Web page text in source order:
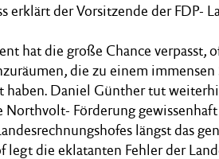
erklärt der Vorsitzende der FDP-
hat die große Chance verpasst,
die zu einem immensen
haben. Daniel Günther tut
Northvolt- Förderung
längst das
legt die eklatanten Fehler der